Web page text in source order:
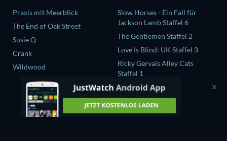
Praxis mit Meerblick
The End of Oak Street
Susie Q
Crank
Wildwood
Slow Horses - Ein Fall für
Jackson Lamb Staffel 6
The Gentlemen Staffel 2
Love Is Blind: UK Staffel 3
Ricky Gervais Alley Cats
Staffel 1
Operation Safed Sagar Staffel
1